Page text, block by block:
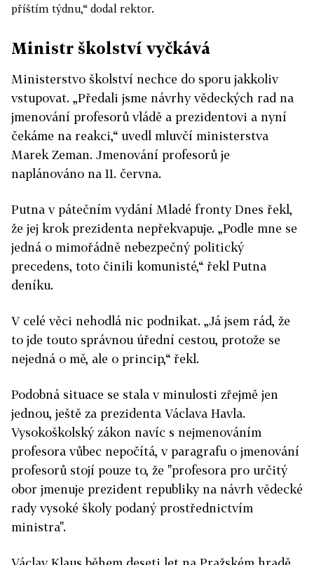
příštím týdnu,“ dodal rektor.
Ministr školství vyčkává
Ministerstvo školství nechce do sporu jakkoliv
vstupovat. „Předali jsme návrhy vědeckých rad na
jmenování profesorů vládě a prezidentovi a nyní
čekáme na reakci,“ uvedl mluvčí ministerstva
Marek Zeman. Jmenování profesorů je
naplánováno na 11. června.
Putna v pátečním vydání Mladé fronty Dnes řekl,
že jej krok prezidenta nepřekvapuje. „Podle mne se
jedná o mimořádně nebezpečný politický
precedens, toto činili komunisté,“ řekl Putna
deníku.
V celé věci nehodlá nic podnikat. „Já jsem rád, že
to jde touto správnou úřední cestou, protože se
nejedná o mě, ale o princip,“ řekl.
Podobná situace se stala v minulosti zřejmě jen
jednou, ještě za prezidenta Václava Havla.
Vysokoškolský zákon navíc s nejmenováním
profesora vůbec nepočítá, v paragrafu o jmenování
profesorů stojí pouze to, že "profesora pro určitý
obor jmenuje prezident republiky na návrh vědecké
rady vysoké školy podaný prostřednictvím
ministra".